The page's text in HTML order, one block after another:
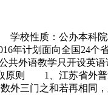
性质：公办本科
面向全国24个省(市
共外语教学只开设
原则 1、江苏省外
数外三门之和若再相